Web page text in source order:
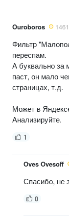
Ouroboros 1461
Фильтр
переспам.
А буквально за
паст, он мало
страницах, т.д.
Может в
Анализируйте.
1
Oves Ovesoff
Спасибо, не
0